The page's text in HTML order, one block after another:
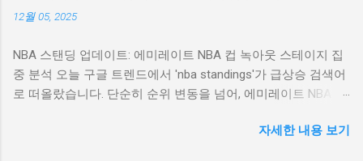
스의 행위가 윤리적으로 심각한 문제를 야기하
며, 군의 명예를 훼손할 수 있다고 지적합니다.
Photo by Samuel Regan-Asante on Unsplash
제는 여기서 끝나지 않았습니다. 스캔들이 터진
12월 05, 2025
NBA 스탠딩 업데이트: 에미레이트 NBA 컵 녹아웃 스테이지 집
중 분석 오늘 구글 트렌드에서 'nba standings'가 급상승 검색어
로 떠올랐습니다. 단순히 순위 변동을 넘어, 에미레이트 NBA 컵
받고 있습니다. 이번 포스팅에서는 NBA 컵 녹아웃 스테이지 관
자세한 내용 보기